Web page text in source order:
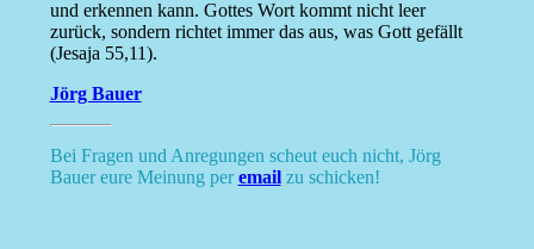
und erkennen kann. Gottes Wort kommt nicht leer
zurück, sondern richtet immer das aus, was Gott gefällt
(Jesaja 55,11).
Jörg Bauer
Bei Fragen und Anregungen scheut euch nicht, Jörg
Bauer eure Meinung peremailzu schicken!